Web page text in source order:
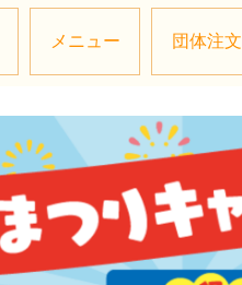
メニュー 団体注文